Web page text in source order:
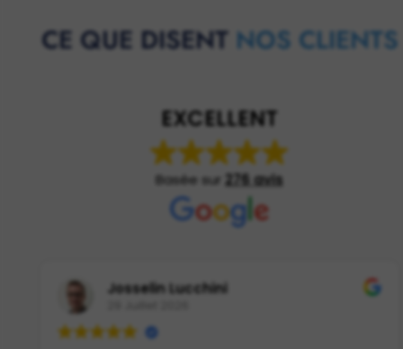
CE QUE DISENT NOS CLIENTS
EXCELLENT
Basée sur 276 avis
Josselin Lucchini